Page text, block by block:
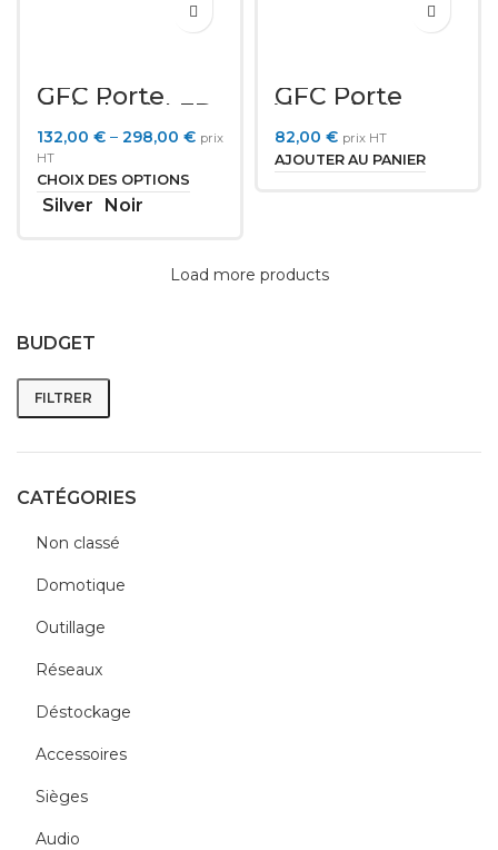
BUDGET
Prix
Prix
FILTRER
CATÉGORIES
Non classé
Domotique
Outillage
Réseaux
Déstockage
Accessoires
Sièges
Audio
GFC Porte
Gobelet à LED
et
commandes
132,00 € – 298,00 € prix
HT
CHOIX DES OPTIONS
Silver Noir
GFC Porte
Verre à Vin
82,00 € prix HT
AJOUTER AU PANIER
Load more products